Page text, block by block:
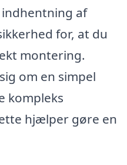
af
for, at du
montering.
om en simpel
kompleks
hjælper gøre en